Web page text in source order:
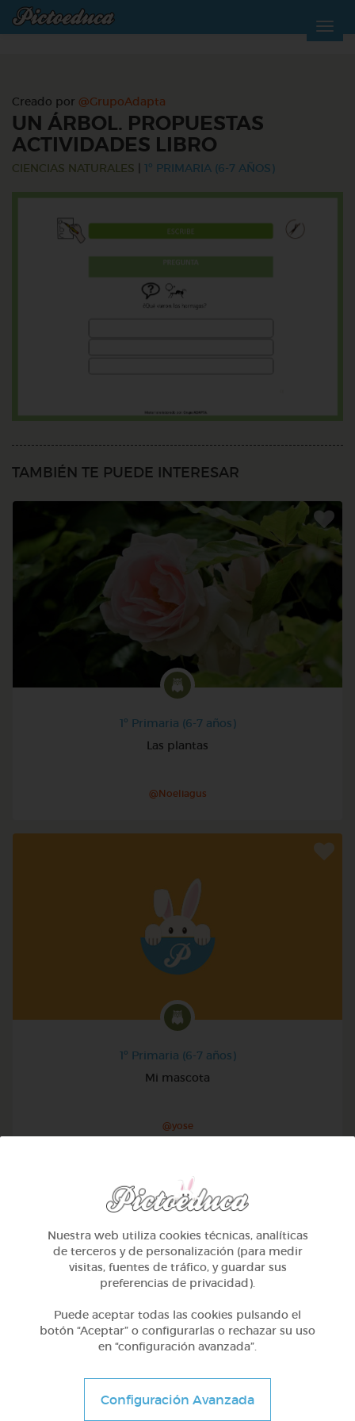
Creado por @GrupoAdapta
UN ÁRBOL. PROPUESTAS
ACTIVIDADES LIBRO
CIENCIAS NATURALES 1º PRIMARIA (6-7 AÑOS)
TAMBIÉN TE PUEDE INTERESAR
1º Primaria (6-7 años)
Las plantas
@Noeliagus
1º Primaria (6-7 años)
Mi mascota
@yose
Conociendo nuestro cuerpo
Nuestra web utiliza cookies técnicas, analíticas
de terceros y de personalización (para medir
visitas, fuentes de tráfico, y guardar sus
preferencias de privacidad).
Puede aceptar todas las cookies pulsando el
botón “Aceptar” o configurarlas o rechazar su uso
en “configuración avanzada”.
Configuración Avanzada